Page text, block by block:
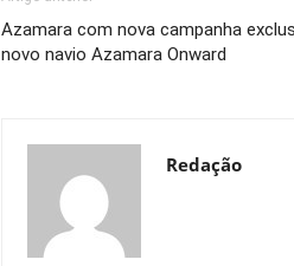
Azamara com nova campanha
novo navio Azamara Onward
Redação